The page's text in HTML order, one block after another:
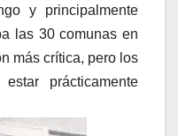
y principalmente
las 30 comunas en
más crítica, pero los
prácticamente